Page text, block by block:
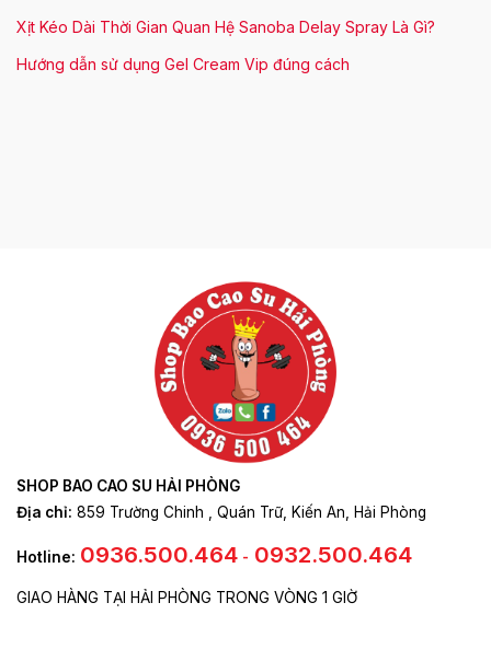
Xịt Kéo Dài Thời Gian Quan Hệ Sanoba Delay Spray Là Gì?
Hướng dẫn sử dụng Gel Cream Vip đúng cách
SHOP BAO CAO SU HẢI PHÒNG
Địa chỉ: 859 Trường Chinh , Quán Trữ, Kiến An, Hải Phòng
Hotline: 0936.500.464 - 0932.500.464
GIAO HÀNG TẠI HẢI PHÒNG TRONG VÒNG 1 GIỜ